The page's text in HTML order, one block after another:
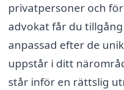
privatpersoner och
advokat får du
anpassad efter de
uppstår i ditt
står inför en rättslig